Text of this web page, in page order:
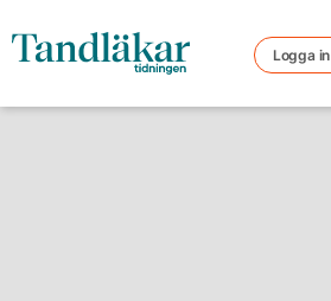
Logga in